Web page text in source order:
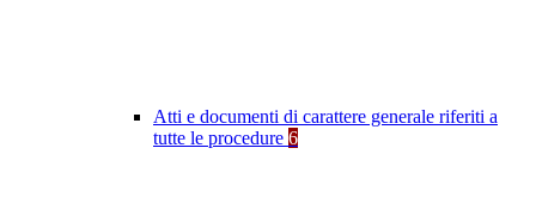
Atti e documenti di carattere generale riferiti a
tutte le procedure 6